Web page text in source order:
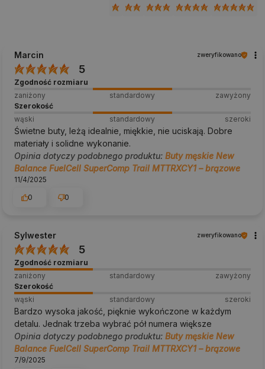
Marcin zweryfikowano
5
Zgodność rozmiaru
zaniżony
standardowy
zawyżony
Szerokość
wąski
standardowy szeroki
Świetne buty, leżą idealnie, miękkie, nie uciskają. Dobre
materiały i solidne wykonanie.
Opinia dotyczy podobnego produktu: Buty męskie New
Balance FuelCell SuperComp Trail MTTRXCY1 – brązowe
11/4/2025
0
0
Sylwester zweryfikowano
5
Zgodność rozmiaru
zaniżony
standardowy
zawyżony
Szerokość
wąski
standardowy szeroki
Bardzo wysoka jakość, pięknie wykończone w każdym
detalu. Jednak trzeba wybrać pół numera większe
Opinia dotyczy podobnego produktu: Buty męskie New
Balance FuelCell SuperComp Trail MTTRXCY1 – brązowe
7/9/2025